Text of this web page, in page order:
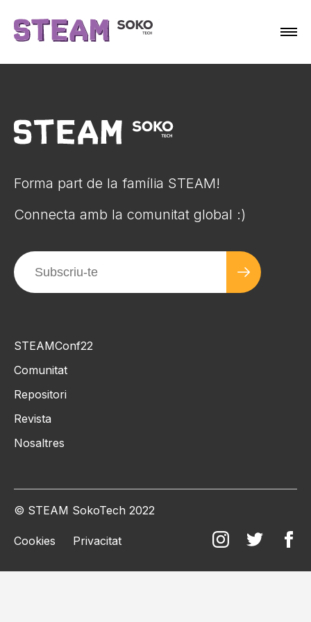
Forma part de la família STEAM!
Connecta amb la comunitat global :)
STEAMConf22
Comunitat
Repositori
Revista
Nosaltres
© STEAM SokoTech 2022
Cookies Privacitat